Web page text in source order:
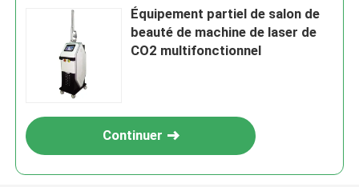
Équipement partiel de salon de
beauté de machine de laser de
CO2 multifonctionnel
Continuer